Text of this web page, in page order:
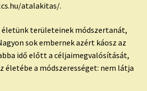
atalakitas/.
életünk területeinek módszertanát,
sok embernek azért káosz az
idő előtt a céljaimegvalósítását,
életébe a módszerességet: nem látja